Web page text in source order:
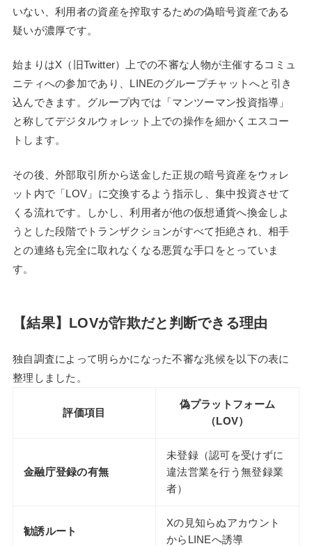
いない、利用者の資産を搾取するための偽暗号資産である
疑いが濃厚です。
始まりはX（旧Twitter）上での不審な人物が主催するコミュ
ニティへの参加であり、LINEのグループチャットへと引き
込んできます。グループ内では「マンツーマン投資指導」
と称してデジタルウォレット上での操作を細かくエスコー
トします。
その後、外部取引所から送金した正規の暗号資産をウォレ
ット内で「LOV」に交換するよう指示し、集中投資させて
くる流れです。しかし、利用者が他の仮想通貨へ換金しよ
うとした段階でトランザクションがすべて拒絶され、相手
との連絡も完全に取れなくなる悪質な手口をとっていま
す。
【結果】LOVが詐欺だと判断できる理由
独自調査によって明らかになった不審な兆候を以下の表に
整理しました。
評価項目
偽プラットフォーム
（LOV）
金融庁登録の有無
未登録（認可を受けずに
違法営業を行う無登録業
者）
勧誘ルート
Xの見知らぬアカウント
からLINEへ誘導